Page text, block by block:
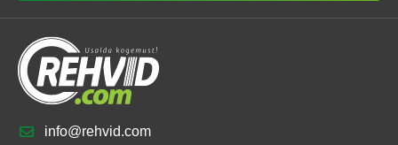
info@rehvid.com